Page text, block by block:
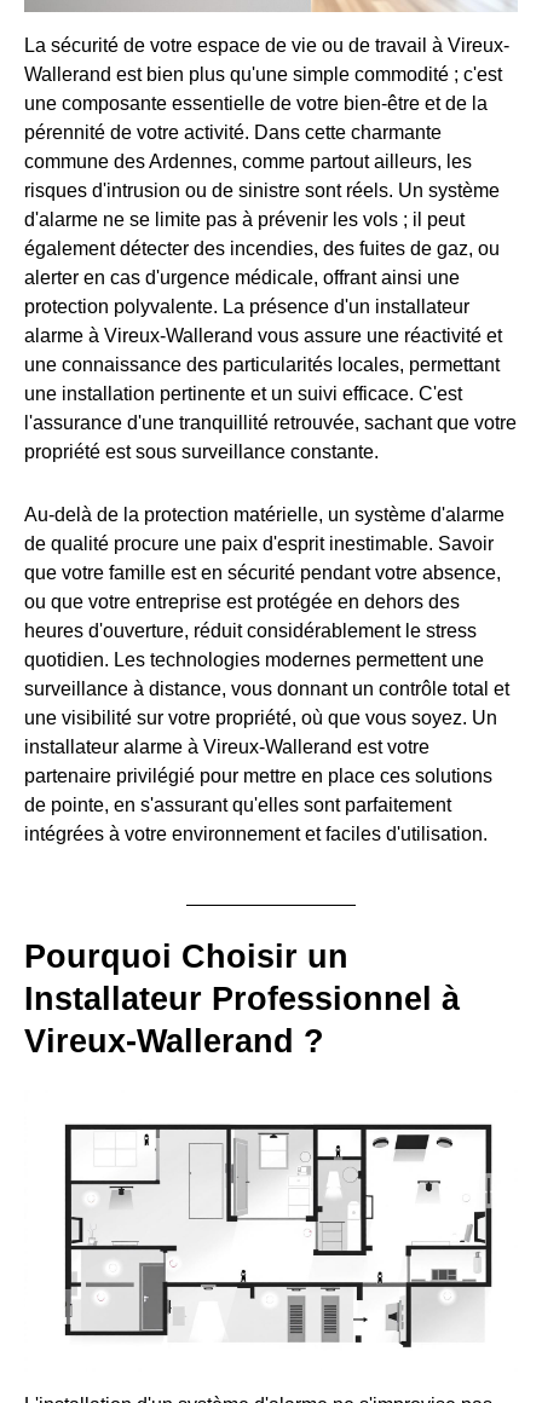
La sécurité de votre espace de vie ou de travail à Vireux-
Wallerand est bien plus qu'une simple commodité ; c'est
une composante essentielle de votre bien-être et de la
pérennité de votre activité. Dans cette charmante
commune des Ardennes, comme partout ailleurs, les
risques d'intrusion ou de sinistre sont réels. Un système
d'alarme ne se limite pas à prévenir les vols ; il peut
également détecter des incendies, des fuites de gaz, ou
alerter en cas d'urgence médicale, offrant ainsi une
protection polyvalente. La présence d'un installateur
alarme à Vireux-Wallerand vous assure une réactivité et
une connaissance des particularités locales, permettant
une installation pertinente et un suivi efficace. C'est
l'assurance d'une tranquillité retrouvée, sachant que votre
propriété est sous surveillance constante.
Au-delà de la protection matérielle, un système d'alarme
de qualité procure une paix d'esprit inestimable. Savoir
que votre famille est en sécurité pendant votre absence,
ou que votre entreprise est protégée en dehors des
heures d'ouverture, réduit considérablement le stress
quotidien. Les technologies modernes permettent une
surveillance à distance, vous donnant un contrôle total et
une visibilité sur votre propriété, où que vous soyez. Un
installateur alarme à Vireux-Wallerand est votre
partenaire privilégié pour mettre en place ces solutions
de pointe, en s'assurant qu'elles sont parfaitement
intégrées à votre environnement et faciles d'utilisation.
Pourquoi Choisir un
Installateur Professionnel à
Vireux-Wallerand ?